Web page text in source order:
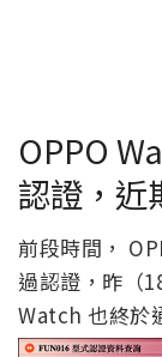
OPPO
認證，近
前段時間，
過認證，昨（
Watch 也終於